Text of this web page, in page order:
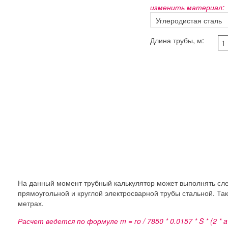
изменить материал:
Длина трубы, м:
На данный момент трубный калькулятор может выполнять
прямоугольной и круглой электросварной трубы стальной.
метрах.
Расчет ведется по формуле m = ro / 7850 * 0.0157 * S * (2